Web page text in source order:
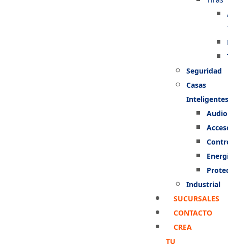
Seguridad
Casas
Audio
Industrial
SUCURSALES
CONTACTO
CREA
TU